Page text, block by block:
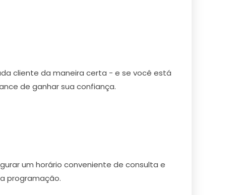
cliente da maneira certa - e se você está
de ganhar sua confiança.
um horário conveniente de consulta e
programação.